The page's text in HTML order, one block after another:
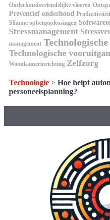
Onderhoudsvriendelijke vloeren
Preventief onderhoud Productiviteit
Slimme opbergoplossingen
Stressmanagement
management
Technologische
Woonkamerinrichting Zelfzorg
Technologie > Hoe helpt
personeelsplanning?